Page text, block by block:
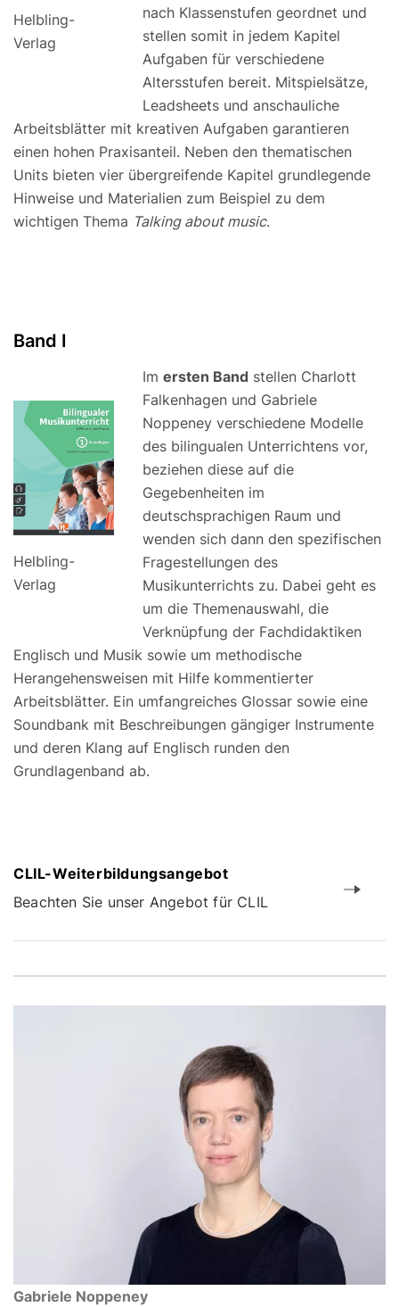
Helbling-
Verlag
nach Klassenstufen geordnet und
stellen somit in jedem Kapitel
Aufgaben für verschiedene
Altersstufen bereit. Mitspielsätze,
Leadsheets und anschauliche
Arbeitsblätter mit kreativen Aufgaben garantieren
einen hohen Praxisanteil. Neben den thematischen
Units bieten vier übergreifende Kapitel grundlegende
Hinweise und Materialien zum Beispiel zu dem
wichtigen Thema Talking about music.
Band I
Helbling-
Verlag
Im ersten Band stellen Charlott
Falkenhagen und Gabriele
Noppeney verschiedene Modelle
des bilingualen Unterrichtens vor,
beziehen diese auf die
Gegebenheiten im
deutschsprachigen Raum und
wenden sich dann den spezifischen
Fragestellungen des
Musikunterrichts zu. Dabei geht es
um die Themenauswahl, die
Verknüpfung der Fachdidaktiken
Englisch und Musik sowie um methodische
Herangehensweisen mit Hilfe kommentierter
Arbeitsblätter. Ein umfangreiches Glossar sowie eine
Soundbank mit Beschreibungen gängiger Instrumente
und deren Klang auf Englisch runden den
Grundlagenband ab.
CLIL-Weiterbildungsangebot
Beachten Sie unser Angebot für CLIL
Gabriele Noppeney